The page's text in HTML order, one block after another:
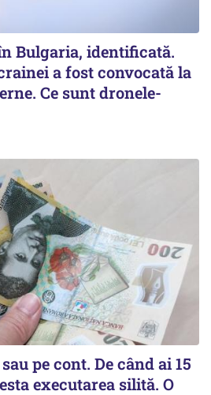
Bulgaria, identificată.
a fost convocată la
Ce sunt dronele-
pe cont. De când ai 15
executarea silită. O